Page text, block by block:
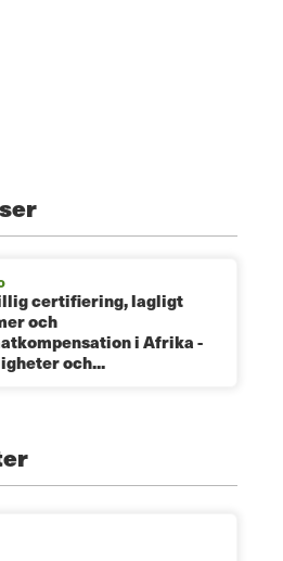
certifiering, lagligt
och
i Afrika -
och...